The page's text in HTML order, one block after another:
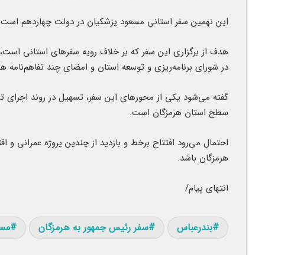
این نهمین سفر استانی مسعود پزشکیان در دولت چهاردهم
هدف از برگزاری این سفر که بر خلاف رویه سفرهای استانی
در شورای برنامه‌ریزی و توسعه استان و امضای چند
گفته می‌شود یکی از محورهای این سفر، تسهیل در روند اجرای
سطح استان هرمزگان است.
احتمال می‌رود افتتاح برخط و بازدید از چندین پروژه عمرانی
هرمزگان باشد.
انتهای پیام/
بندرعباس سفر رئیس جمهور به هرمزگان